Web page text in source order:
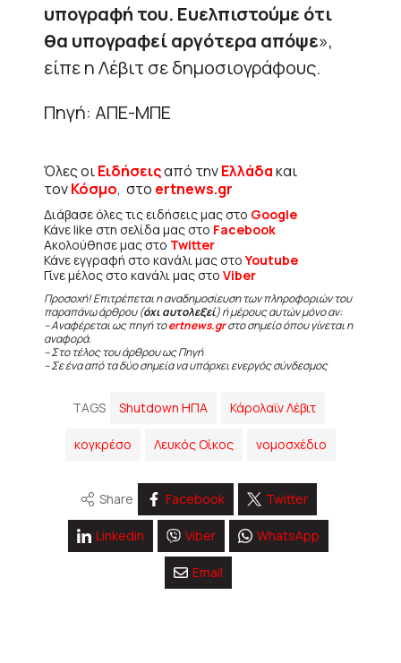
υπογραφή του. Ευελπιστούμε ότι
θα υπογραφεί αργότερα απόψε»,
είπε η Λέβιτ σε δημοσιογράφους.
Πηγή: ΑΠΕ-ΜΠΕ
Όλες οιΕιδήσειςαπό τηνΕλλάδακαι
τονΚόσμο, στο ertnews.gr
Διάβασε όλες τις ειδήσεις μας στο Google
Κάνε like στη σελίδα μας στο Facebook
Ακολούθησε μας στο Twitter
Κάνε εγγραφή στο κανάλι μας στοYoutube
Γίνε μέλος στο κανάλι μας στο Viber
Προσοχή! Επιτρέπεται η αναδημοσίευση των πληροφοριών του
παραπάνω άρθρου (όχι αυτολεξεί) ή μέρους αυτών μόνο αν:
– Αναφέρεται ως πηγή τοertnews.grστο σημείο όπου γίνεται η
αναφορά.
– Στο τέλος του άρθρου ως Πηγή
– Σε ένα από τα δύο σημεία να υπάρχει ενεργός σύνδεσμος
TAGS Shutdown ΗΠΑ Κάρολαϊν Λέβιτ
κογκρέσο Λευκός Οίκος νομοσχέδιο
Share Facebook Twitter
Linkedin Viber WhatsApp
Email